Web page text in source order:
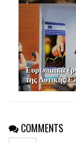
Ευρωπαϊκά
της Δυτικής
COMMENTS